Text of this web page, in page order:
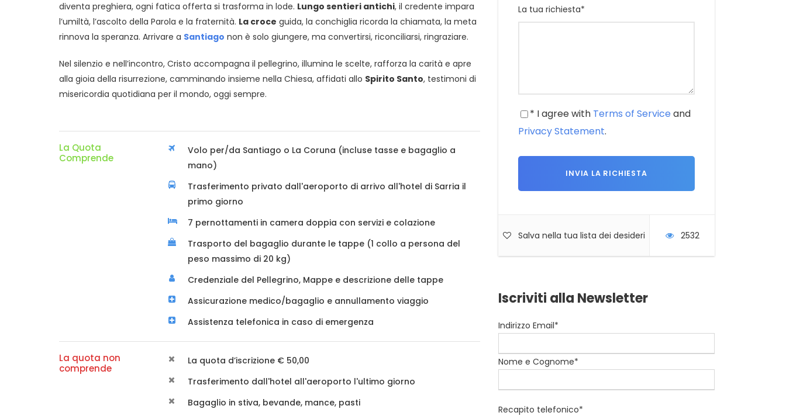
La tua richiesta*
* I agree with Terms of Service and
Privacy Statement.
Salva nella tua lista dei desideri 2532
Iscriviti alla Newsletter
Indirizzo Email*
Nome e Cognome*
Recapito telefonico*
diventa preghiera, ogni fatica offerta si trasforma in lode. Lungo sentieri antichi, il credente impara
l’umiltà, l’ascolto della Parola e la fraternità. La croce guida, la conchiglia ricorda la chiamata, la meta
rinnova la speranza. Arrivare a Santiago non è solo giungere, ma convertirsi, riconciliarsi, ringraziare.
Nel silenzio e nell’incontro, Cristo accompagna il pellegrino, illumina le scelte, rafforza la carità e apre
alla gioia della risurrezione, camminando insieme nella Chiesa, affidati allo Spirito Santo, testimoni di
misericordia quotidiana per il mondo, oggi sempre.
La Quota
Comprende
Volo per/da Santiago o La Coruna (incluse tasse e bagaglio a
mano)
Trasferimento privato dall'aeroporto di arrivo all'hotel di Sarria il
primo giorno
7 pernottamenti in camera doppia con servizi e colazione
Trasporto del bagaglio durante le tappe (1 collo a persona del
peso massimo di 20 kg)
Credenziale del Pellegrino, Mappe e descrizione delle tappe
Assicurazione medico/bagaglio e annullamento viaggio
Assistenza telefonica in caso di emergenza
La quota non
comprende
La quota d’iscrizione € 50,00
Trasferimento dall'hotel all'aeroporto l'ultimo giorno
Bagaglio in stiva, bevande, mance, pasti